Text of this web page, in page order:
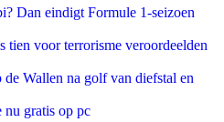
Dan eindigt Formule 1-seizoen
tien voor terrorisme veroordeelden
Wallen na golf van diefstal en
nu gratis op pc